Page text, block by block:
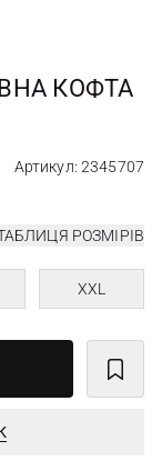
КОФТА
Артикул: 2345707
РОЗМІРІВ
XXL